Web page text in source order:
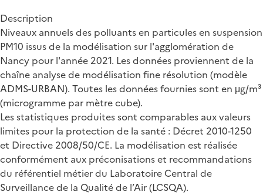
Description
Niveaux annuels des polluants en particules en suspension
PM10 issus de la modélisation sur l'agglomération de
Nancy pour l'année 2021. Les données proviennent de la
chaîne analyse de modélisation fine résolution (modèle
ADMS-URBAN). Toutes les données fournies sont en μg/m³
(microgramme par mètre cube).
Les statistiques produites sont comparables aux valeurs
limites pour la protection de la santé : Décret 2010-1250
et Directive 2008/50/CE. La modélisation est réalisée
conformément aux préconisations et recommandations
du référentiel métier du Laboratoire Central de
Surveillance de la Qualité de l’Air (LCSQA).